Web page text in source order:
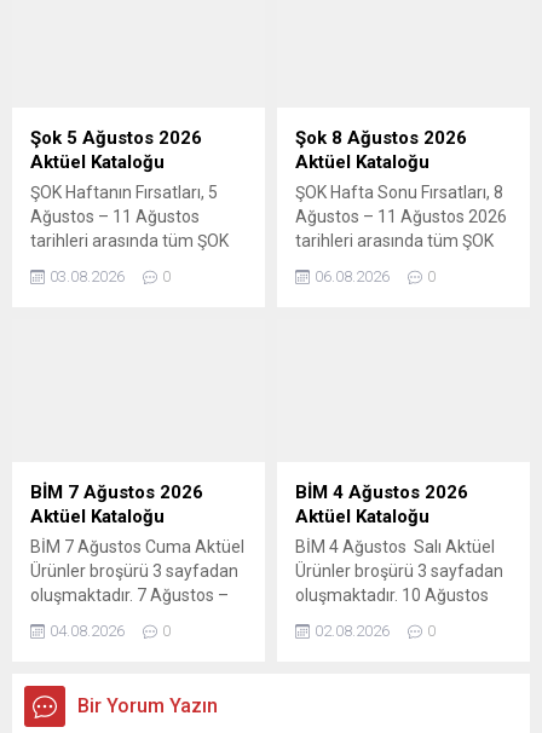
Şok 5 Ağustos 2026
Aktüel Kataloğu
ŞOK Haftanın Fırsatları, 5
Ağustos – 11 Ağustos
tarihleri arasında tüm ŞOK
ürünler broşürü 6 sayfadan
dev indirimler sizleri bekliyor.
Bu haftaki katalogda yer...
03.08.2026 0
Şok 8 Ağustos 2026
Aktüel Kataloğu
ŞOK Hafta Sonu Fırsatları, 8
Ağustos – 11 Ağustos 2026
tarihleri arasında tüm ŞOK
ürünler broşürü 3 sayfadan
kaçırmayın. Bu haftaki
katalogda yer...
06.08.2026 0
BİM 7 Ağustos 2026
Aktüel Kataloğu
BİM 7 Ağustos Cuma Aktüel
Ürünler broşürü 3 sayfadan
oluşmaktadır. 7 Ağustos –
arasındaki indirimler tüm
geçerlidir. Bu haftaki
katalogda mutfak
04.08.2026 0
BİM 4 Ağustos 2026
Aktüel Kataloğu
BİM 4 Ağustos Salı Aktüel
Ürünler broşürü 3 sayfadan
oluşmaktadır. 10 Ağustos
olacak indirimler, tüm BİM
02.08.2026 0
Bir Yorum Yazın